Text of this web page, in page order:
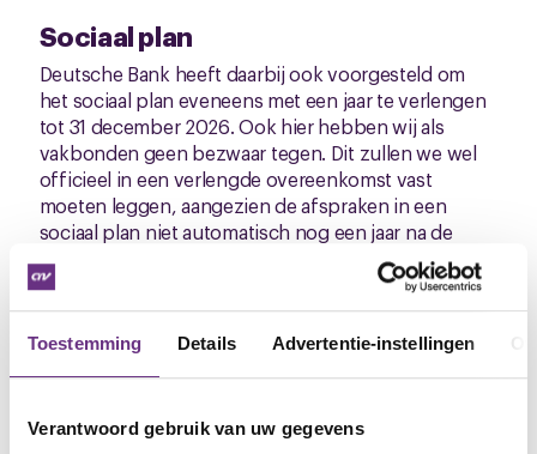
Toestemming Details Advertentie-instellingen
Verantwoord gebruik van uw gegevens
Sociaal plan
Deutsche Bank heeft daarbij ook voorgesteld om
het sociaal plan eveneens met een jaar te verlengen
tot 31 december 2026. Ook hier hebben wij als
vakbonden geen bezwaar tegen. Dit zullen we wel
officieel in een verlengde overeenkomst vast
moeten leggen, aangezien de afspraken in een
sociaal plan niet automatisch nog een jaar na de
einddatum doorlopen. Deutsche Bank zal tot dit
formeel is vastgelegd de afspraken in het sociaal
plan naleven mocht dit op iemand van toepassing
zijn.
Deutsche Bank cao site